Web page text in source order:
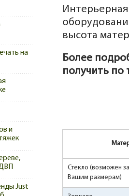
на
и
Just
высота
Более
получить по
Стекло (возможен
Вашим размерам)